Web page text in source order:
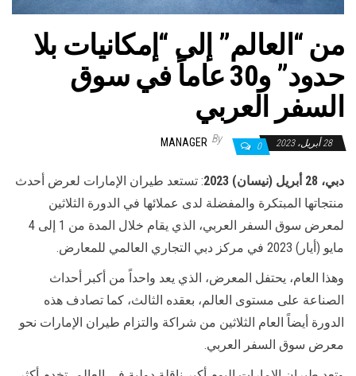
من “العالم” إلى “إمكانيات بلا
حدود” و30 عاماً في سوق
السفر العربي
28 أبريل، 2023 0
By
MANAGER
دبي، 28 أبريل (نيسان) 2023
: تستعد طيران الإمارات لعرض أحدث
منتجاتها المبتكرة والمفضلة لدى عملائها في الدورة الثلاثين
لمعرض سوق السفر العربي، الذي يقام خلال المدة من 1 إلى 4
مايو (أيار) 2023 في مركز دبي التجاري العالمي للمعارض.
وهذا العام، يحتفل المعرض، الذي يعد واحداً من أكبر أحداث
الصناعة على مستوى العالم، بعقده الثالث، كما تصادف هذه
الدورة أيضاً العام الثلاثين من شراكة والتزام طيران الإمارات نحو
معرض سوق السفر العربي.